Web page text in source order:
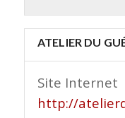
ATELIER DU
Site Internet
http://